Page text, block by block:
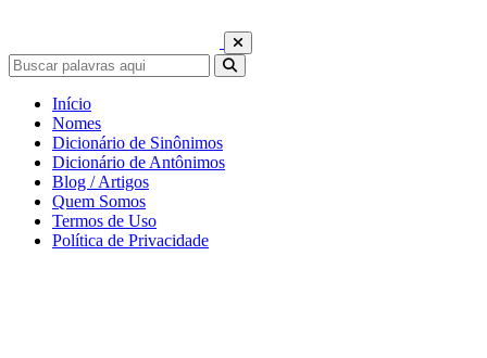
Início
Nomes
Dicionário de Sinônimos
Dicionário de Antônimos
Blog / Artigos
Quem Somos
Termos de Uso
Política de Privacidade